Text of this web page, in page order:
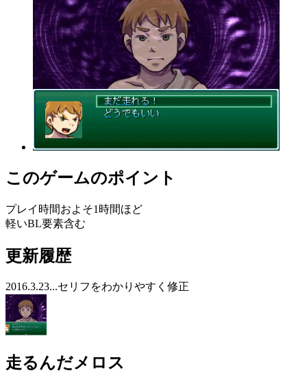
このゲームのポイント
プレイ時間およそ1時間ほど
軽いBL要素含む
更新履歴
2016.3.23...セリフをわかりやすく修正
走るんだメロス